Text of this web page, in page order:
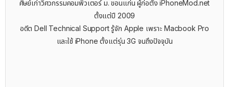
ศิษย์เก่าวิศวกรรมคอมพิวเตอร์ ม. ขอนแก่น ผู้ก่อตั้ง iPhoneMod.net
ตั้งแต่ปี 2009
อดีต Dell Technical Support รู้จัก ​Apple เพราะ Macbook Pro
และใช้ iPhone ตั้งแต่รุ่น 3G จนถึงปัจจุบัน